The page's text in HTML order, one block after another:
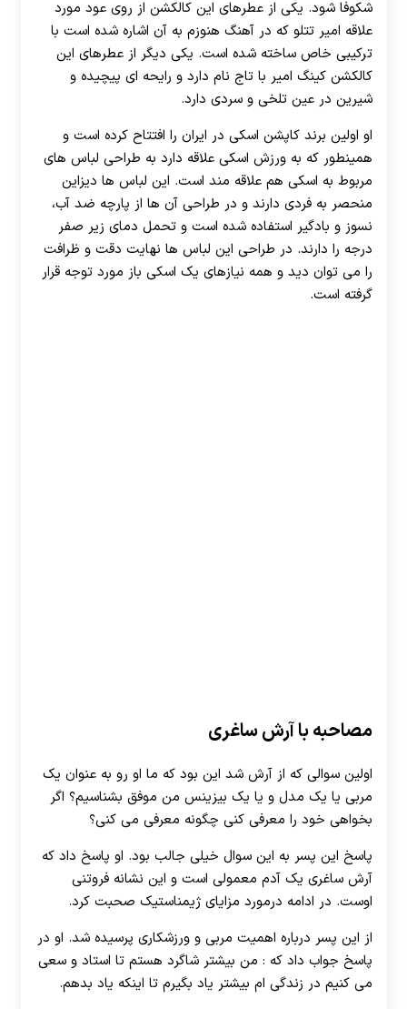
شکوفا شود. یکی از عطرهای این کالکشن از روی عود مورد
علاقه امیر تتلو که در آهنگ هنوزم به آن اشاره شده است با
ترکیبی خاص ساخته شده است. یکی دیگر از عطرهای این
کالکشن کینگ امیر با تاج نام دارد و رایحه ای پیچیده و
شیرین در عین تلخی و سردی دارد.
او اولین برند کاپشن اسکی در ایران را افتتاح کرده است و
همینطور که به ورزش اسکی علاقه دارد به طراحی لباس های
مربوط به اسکی هم علاقه مند است. این لباس ها‌ دیزاین
منحصر به فردی دارند و در طراحی آن ها از پارچه ضد آب،
نسوز و بادگیر استفاده شده است و تحمل دمای زیر صفر
درجه را دارند. در طراحی این لباس ها نهایت دقت و ظرافت
را می توان دید و همه نیازهای یک اسکی باز مورد توجه قرار
گرفته است.
مصاحبه با آرش ساغری
اولین سوالی که از آرش شد این بود که ما او رو به عنوان یک
مربی یا یک مدل و یا یک بیزینس من موفق بشناسیم؟ اگر
بخواهی خود را معرفی کنی چگونه معرفی می کنی؟
پاسخ این پسر به این سوال خیلی جالب بود. او پاسخ داد که
آرش ساغری یک آدم معمولی است و این نشانه فروتنی
اوست. در ادامه درمورد مزایای ژیمناستیک صحبت کرد.
از این پسر درباره اهمیت مربی و ورزشکاری پرسیده شد. او در
پاسخ جواب داد که : من بیشتر شاگرد هستم تا استاد و سعی
می کنیم در زندگی ام بیشتر یاد بگیرم تا اینکه یاد بدهم.